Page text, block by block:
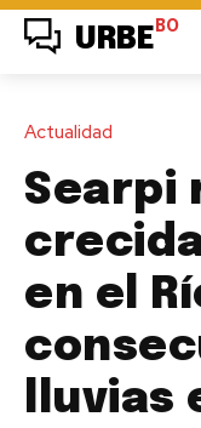
URBE BO
Actualidad
Searpi
en el
lluvias